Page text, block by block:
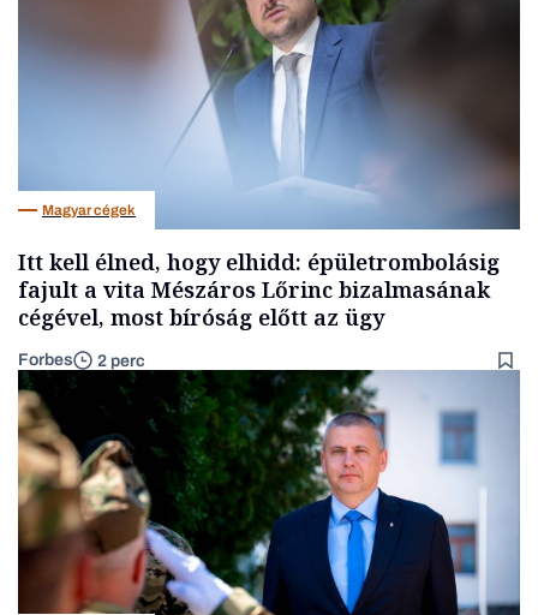
Magyar cégek
Itt kell élned, hogy elhidd: épületrombolásig
fajult a vita Mészáros Lőrinc bizalmasának
cégével, most bíróság előtt az ügy
Forbes 2 perc